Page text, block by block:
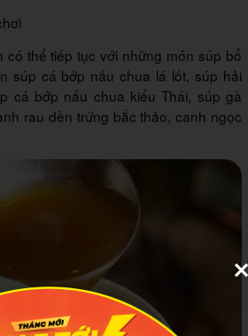
có thể tiếp tục với những món súp bổ
súp cá bớp nấu chua lá lốt, súp hải
cá bớp nấu chua kiểu Thái, súp gà
rau dền trứng bắc thảo, canh ngọc